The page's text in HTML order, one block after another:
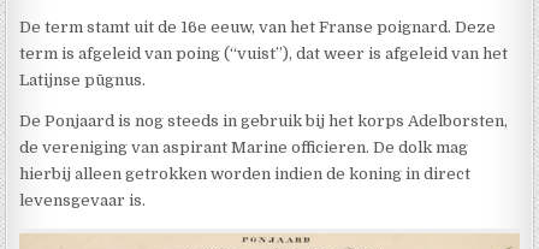
De term stamt uit de 16e eeuw, van het Franse poignard. Deze
term is afgeleid van poing (“vuist”), dat weer is afgeleid van het
Latijnse pūgnus.
De Ponjaard is nog steeds in gebruik bij het korps Adelborsten,
de vereniging van aspirant Marine officieren. De dolk mag
hierbij alleen getrokken worden indien de koning in direct
levensgevaar is.